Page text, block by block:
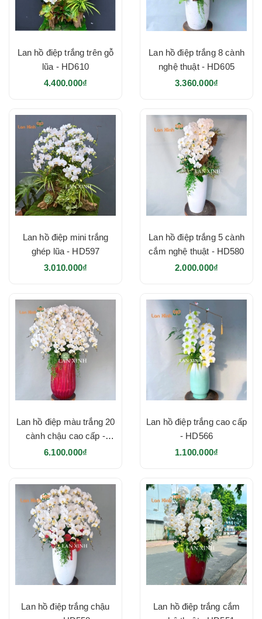
Lan hồ điệp trắng trên gỗ
lũa - HD610
4.400.000₫
Lan hồ điệp trắng 8 cành
nghệ thuật - HD605
3.360.000₫
Lan hồ điệp mini trắng
ghép lũa - HD597
3.010.000₫
Lan hồ điệp trắng 5 cành
cắm nghệ thuật - HD580
2.000.000₫
Lan hồ điệp màu trắng 20
cành chậu cao cấp -
HD569
6.100.000₫
Lan hồ điệp trắng cao cấp
- HD566
1.100.000₫
Lan hồ điệp trắng chậu
Lan hồ điệp trắng cắm